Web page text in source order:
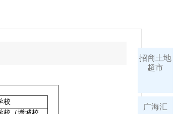
招商土地
超市
广海汇